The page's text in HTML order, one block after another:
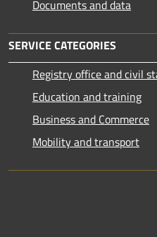
Documents and data
SERVICE CATEGORIES
Registry office and civil
Education and training
Business and Commerce
Mobility and transport